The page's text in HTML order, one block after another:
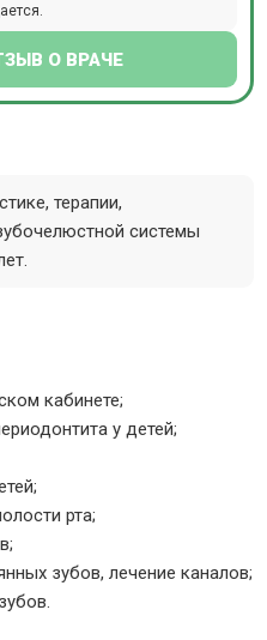
О ВРАЧЕ
терапии,
системы
кабинете;
у детей;
рта;
зубов, лечение каналов;